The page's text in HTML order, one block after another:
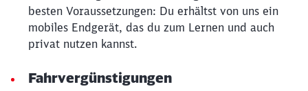
besten Voraussetzungen: Du erhältst von uns ein
mobiles Endgerät, das du zum Lernen und auch
privat nutzen kannst.
Fahrvergünstigungen